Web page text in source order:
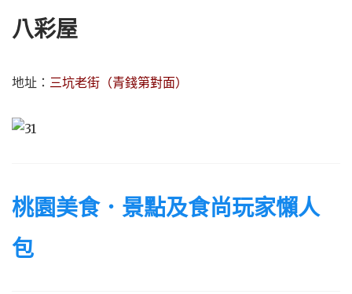
八彩屋
地址： 三坑老街（青錢第對面）
桃園美食．景點及食尚玩家懶人
包